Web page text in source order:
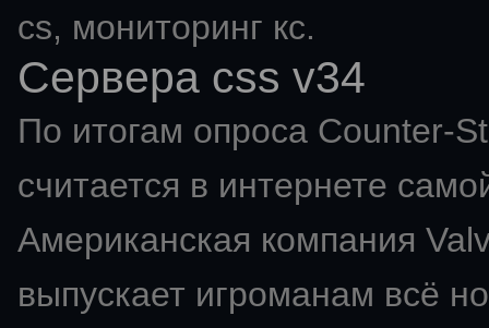
cs, мониторинг кс.
Сервера css v34
По итогам опроса Counter-
считается в интернете
Американская компания
выпускает игроманам всё